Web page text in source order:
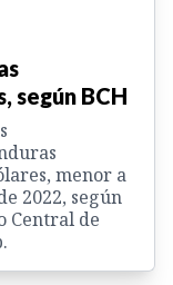
según BCH
menor a
2022, según
Central de